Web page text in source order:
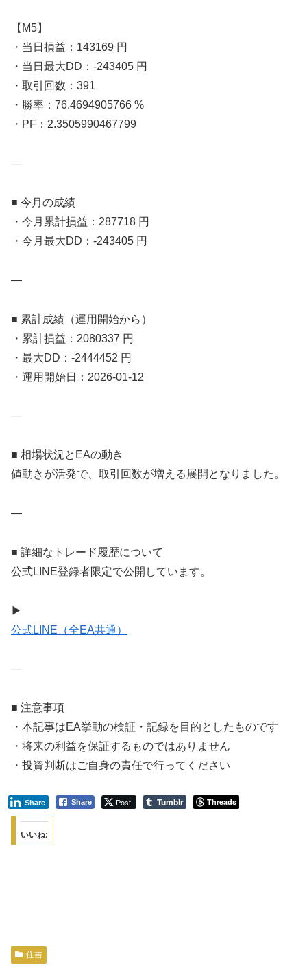
【M5】
・当日損益：143169 円
・当日最大DD：-243405 円
・取引回数：391
・勝率：76.4694905766 %
・PF：2.3505990467799
—
■ 今月の成績
・今月累計損益：287718 円
・今月最大DD：-243405 円
—
■ 累計成績（運用開始から）
・累計損益：2080337 円
・最大DD：-2444452 円
・運用開始日：2026-01-12
—
■ 相場状況とEAの動き
値動きが活発で、取引回数が増える展開となりました。
—
■ 詳細なトレード履歴について
公式LINE登録者限定で公開しています。
▶
公式LINE（全EA共通）
—
■ 注意事項
・本記事はEA挙動の検証・記録を目的としたものです
・将来の利益を保証するものではありません
・投資判断はご自身の責任で行ってください
Share Post
Share Tumblr Threads
いいね:
住吉